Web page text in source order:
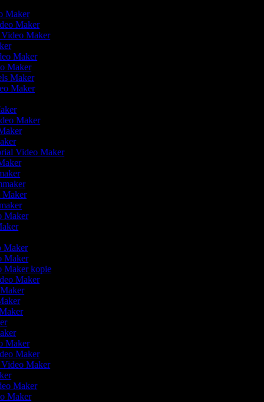
Maker
Maker
Video Maker
Maker
Maker
Maker
Maker
Maker
Video Maker
Maker
Maker
Maker
Maker
Maker kopie
Maker
Maker
Maker
Video Maker
Maker
Maker